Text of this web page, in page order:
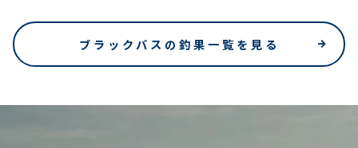
ブラックバスの釣果一覧を見る